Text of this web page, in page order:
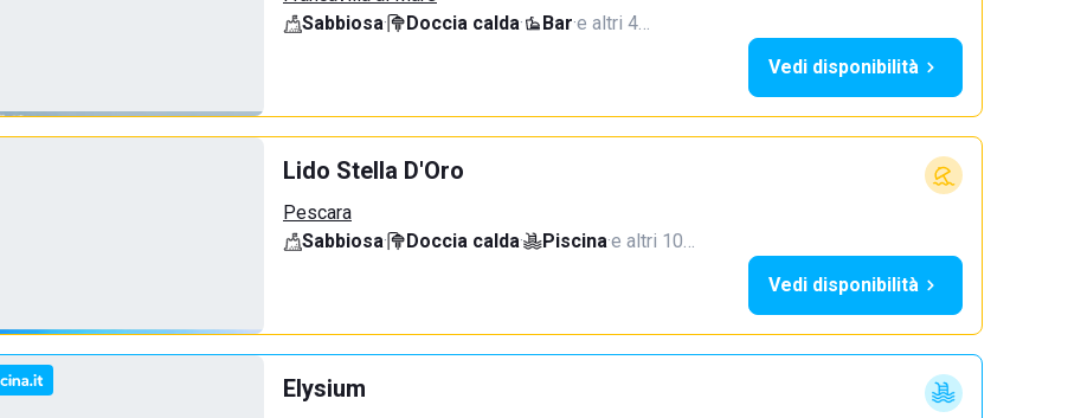
Sabbiosa· Doccia calda· Bar·e altri 4…
Vedi disponibilità
Lido Stella D'Oro
Pescara
Sabbiosa· Doccia calda· Piscina·e altri 10…
Vedi disponibilità
Elysium